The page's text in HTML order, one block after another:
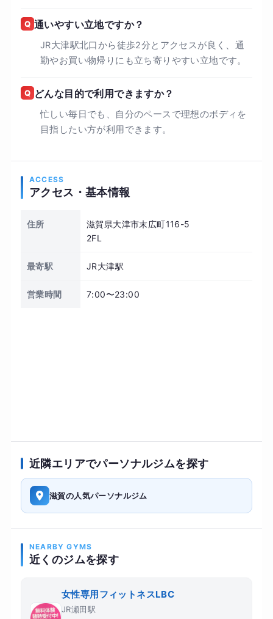
Q 通いやすい立地ですか？
JR大津駅北口から徒歩2分とアクセスが良く、通
勤やお買い物帰りにも立ち寄りやすい立地です。
Q どんな目的で利用できますか？
忙しい毎日でも、自分のペースで理想のボディを
目指したい方が利用できます。
ACCESS
アクセス・基本情報
住所
滋賀県大津市末広町116-5
2FL
最寄駅 JR大津駅
営業時間 7:00〜23:00
近隣エリアでパーソナルジムを探す
滋賀の人気パーソナルジム
NEARBY GYMS
近くのジムを探す
女性専用フィットネスLBC
JR瀬田駅